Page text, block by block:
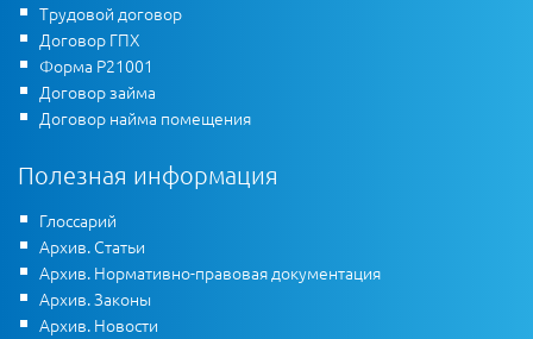
Трудовой договор
Договор ГПХ
Форма Р21001
Договор займа
Договор найма помещения
Полезная информация
Глоссарий
Архив. Статьи
Архив. Нормативно-правовая документация
Архив. Законы
Архив. Новости